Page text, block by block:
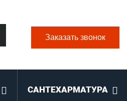
Заказать звонок
САНТЕХАРМАТУРА